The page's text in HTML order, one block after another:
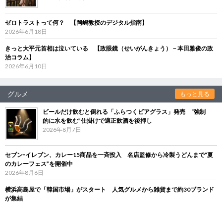
ゼロトラストって何？ 【岡嶋教授のデジタル指南】
2026年6月18日
きっと大平元首相は泣いている 【政眼鏡（せいがんきょう）－本田雅俊の政
治コラム】
2026年6月10日
グルメ もっと見る
ビールだけ飲むと倒れる「ふらつくビアグラス」発売 “強制
的に水を飲む”仕掛けで適正飲酒を後押し
2026年8月7日
セブン‐イレブン、カレー15商品を一斉投入 名店監修から冷製うどんまで“夏
のカレーフェス”を開催中
2026年8月6日
横浜高島屋で「韓国市場」がスタート 人気グルメから雑貨まで約30ブランド
が集結